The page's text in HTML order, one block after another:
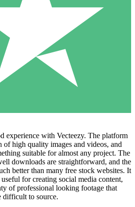
experience with Vecteezy. The platform
of high quality images and videos, and
suitable for almost any project. The
downloads are straightforward, and the
better than many free stock websites. It
for creating social media content,
of professional looking footage that
difficult to source.